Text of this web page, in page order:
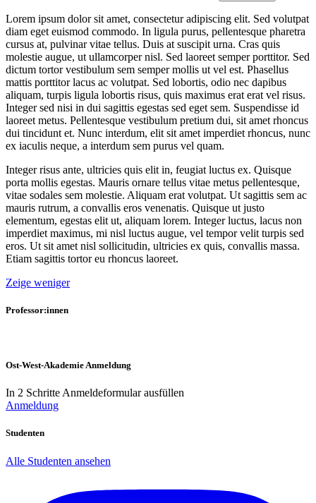
Lorem ipsum dolor sit amet, consectetur adipiscing elit. Sed volutpat
diam eget euismod commodo. In ligula purus, pellentesque pharetra
cursus at, pulvinar vitae tellus. Duis at suscipit urna. Cras quis
molestie augue, ut ullamcorper nisl. Sed laoreet semper porttitor. Sed
dictum tortor vestibulum sem semper mollis ut vel est. Phasellus
mattis porttitor lacus ac volutpat. Sed lobortis, odio nec dapibus
aliquam, turpis ligula lobortis risus, quis maximus erat erat vel risus.
Integer sed nisi in dui sagittis egestas sed eget sem. Suspendisse id
laoreet metus. Pellentesque vestibulum pretium dui, sit amet rhoncus
dui tincidunt et. Nunc interdum, elit sit amet imperdiet rhoncus, nunc
ex iaculis neque, a interdum sem purus vel quam.
Integer risus ante, ultricies quis elit in, feugiat luctus ex. Quisque
porta mollis egestas. Mauris ornare tellus vitae metus pellentesque,
vitae sodales sem molestie. Aliquam erat volutpat. Ut sagittis sem ac
mauris rutrum, a convallis eros venenatis. Quisque ut justo
elementum, egestas elit ut, aliquam lorem. Integer luctus, lacus non
imperdiet maximus, mi nisl luctus augue, vel tempor velit turpis sed
eros. Ut sit amet nisl sollicitudin, ultricies ex quis, convallis massa.
Etiam sagittis tortor eu rhoncus laoreet.
Zeige weniger
Professor:innen
Ost-West-Akademie Anmeldung
In 2 Schritte Anmeldeformular ausfüllen
Anmeldung
Studenten
Alle Studenten ansehen